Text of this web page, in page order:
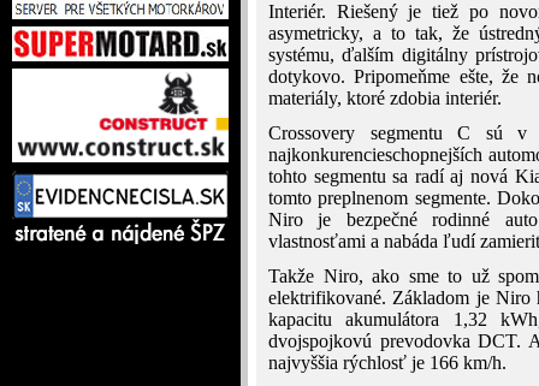
Interiér. Riešený je tiež po
asymetricky, a to tak, že
systému, ďalším digitálny
dotykovo. Pripomeňme ešte, že
materiály, ktoré zdobia interiér.
Crossovery segmentu C sú
najkonkurencieschopnejších
tohto segmentu sa radí aj nová
tomto preplnenom segmente.
Niro je bezpečné rodinné
vlastnosťami a nabáda ľudí
Takže Niro, ako sme to už
elektrifikované. Základom je
kapacitu akumulátora 1,32
dvojspojkovú prevodovka DCT.
najvyššia rýchlosť je 166 km/h.